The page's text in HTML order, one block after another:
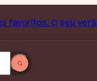
verão sem fim